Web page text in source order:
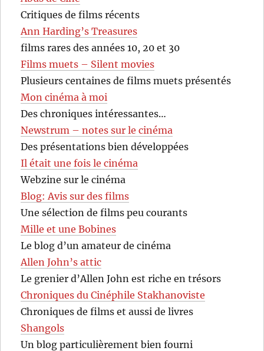
Critiques de films récents
Ann Harding’s Treasures
films rares des années 10, 20 et 30
Films muets – Silent movies
Plusieurs centaines de films muets présentés
Mon cinéma à moi
Des chroniques intéressantes…
Newstrum – notes sur le cinéma
Des présentations bien développées
Il était une fois le cinéma
Webzine sur le cinéma
Blog: Avis sur des films
Une sélection de films peu courants
Mille et une Bobines
Le blog d’un amateur de cinéma
Allen John’s attic
Le grenier d’Allen John est riche en trésors
Chroniques du Cinéphile Stakhanoviste
Chroniques de films et aussi de livres
Shangols
Un blog particulièrement bien fourni